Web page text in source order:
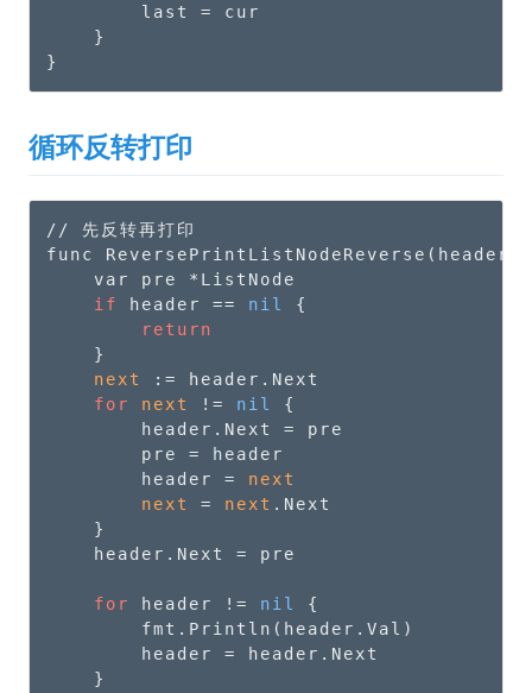
        last = cur
    }
}
循环反转打印
// 先反转再打印
func ReversePrintListNodeReverse(header
    var pre *ListNode
if
header == nil
{
return
    }
next
:= header.Next
for
next != nil
{
        header.Next = pre
        pre = header
        header =
next
next
= next .Next
    }
    header.Next = pre
for header != nil
{
        fmt.Println(header.Val)
        header = header.Next
    }